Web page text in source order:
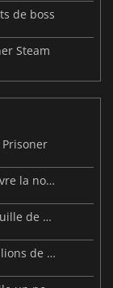
de boss
Steam
Prisoner
ReStory : Chill Electronics Repairs fait revivre la nostalgie des années 2000
MARVEL Tōkon dévoile ses débuts et sa feuille de route
Resident Evil: Veronica dépasse déjà 2 millions de wishlists